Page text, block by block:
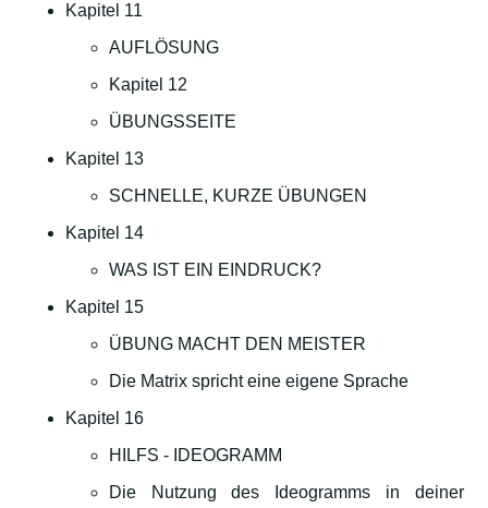
Kapitel 11
AUFLÖSUNG
Kapitel 12
ÜBUNGSSEITE
Kapitel 13
SCHNELLE, KURZE ÜBUNGEN
Kapitel 14
WAS IST EIN EINDRUCK?
Kapitel 15
ÜBUNG MACHT DEN MEISTER
Die Matrix spricht eine eigene Sprache
Kapitel 16
HILFS - IDEOGRAMM
Die Nutzung des Ideogramms in deiner